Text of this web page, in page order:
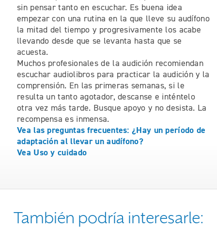
sin pensar tanto en escuchar. Es buena idea
empezar con una rutina en la que lleve su audífono
la mitad del tiempo y progresivamente los acabe
llevando desde que se levanta hasta que se
acuesta.
Muchos profesionales de la audición recomiendan
escuchar audiolibros para practicar la audición y la
comprensión. En las primeras semanas, si le
resulta un tanto agotador, descanse e inténtelo
otra vez más tarde. Busque apoyo y no desista. La
recompensa es inmensa.
Vea las preguntas frecuentes: ¿Hay un período de
adaptación al llevar un audífono?
Vea Uso y cuidado
También podría interesarle: